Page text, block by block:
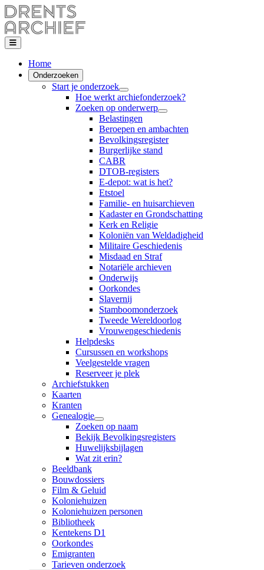
Home
Onderzoeken
Start je onderzoek
Hoe werkt archiefonderzoek?
Zoeken op onderwerp
Belastingen
Beroepen en ambachten
Bevolkingsregister
Burgerlijke stand
CABR
DTOB-registers
E-depot: wat is het?
Etstoel
Familie- en huisarchieven
Kadaster en Grondschatting
Kerk en Religie
Koloniën van Weldadigheid
Militaire Geschiedenis
Misdaad en Straf
Notariële archieven
Onderwijs
Oorkondes
Slavernij
Stamboomonderzoek
Tweede Wereldoorlog
Vrouwengeschiedenis
Helpdesks
Cursussen en workshops
Veelgestelde vragen
Reserveer je plek
Archiefstukken
Kaarten
Kranten
Genealogie
Zoeken op naam
Bekijk Bevolkingsregisters
Huwelijksbijlagen
Wat zit erin?
Beeldbank
Bouwdossiers
Film & Geluid
Koloniehuizen
Koloniehuizen personen
Bibliotheek
Kentekens D1
Oorkondes
Emigranten
Tarieven onderzoek